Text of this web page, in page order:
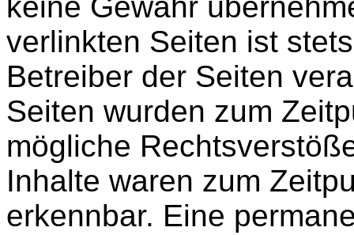
verlinkten Seiten ist
Betreiber der Seiten
Seiten wurden zum
mögliche
Inhalte waren zum
erkennbar. Eine